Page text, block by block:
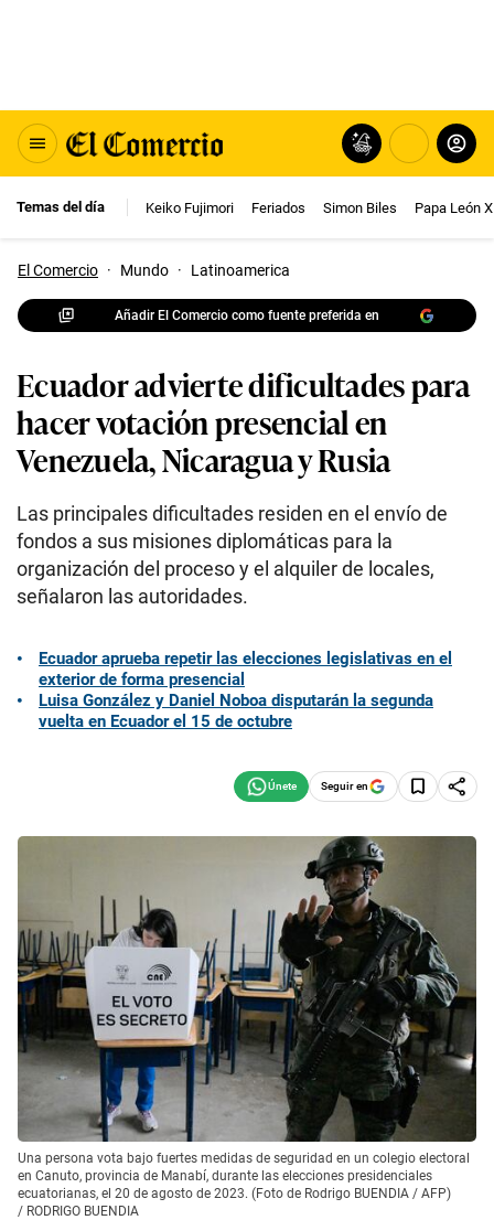
Temas del día Keiko Fujimori Feriados Simon Biles Papa León
El Comercio · Mundo · Latinoamerica
Añadir El Comercio como fuente preferida en
Ecuador advierte dificultades para
hacer votación presencial en
Venezuela, Nicaragua y Rusia
Las principales dificultades residen en el envío de
fondos a sus misiones diplomáticas para la
organización del proceso y el alquiler de locales,
señalaron las autoridades.
Ecuador aprueba repetir las elecciones legislativas en el
exterior de forma presencial
Luisa González y Daniel Noboa disputarán la segunda
vuelta en Ecuador el 15 de octubre
Seguir en
Una persona vota bajo fuertes medidas de seguridad en un colegio electoral
en Canuto, provincia de Manabí, durante las elecciones presidenciales
ecuatorianas, el 20 de agosto de 2023. (Foto de Rodrigo BUENDIA / AFP)
/ RODRIGO BUENDIA